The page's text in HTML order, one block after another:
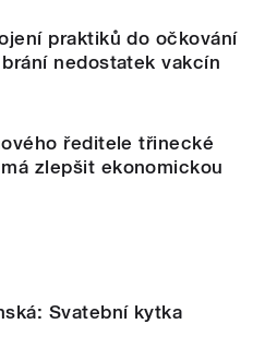
praktiků do očkování
nedostatek vakcín
ředitele třinecké
zlepšit ekonomickou
Svatební kytka